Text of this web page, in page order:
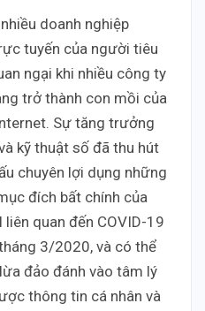
doanh nghiệp
tuyến của người tiêu
ngại khi nhiều công ty
trở thành con mồi của
Sự tăng trưởng
kỹ thuật số đã thu hút
chuyên lợi dụng những
đích bất chính của
quan đến COVID-19
3/2020, và có thể
đảo đánh vào tâm lý
thông tin cá nhân và